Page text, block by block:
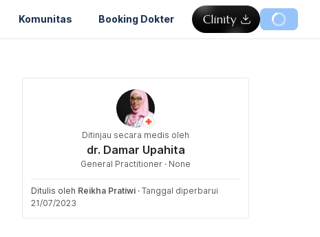
Komunitas Booking Dokter
Ditinjau secara medis oleh
dr. Damar Upahita
General Practitioner · None
Ditulis oleh Reikha Pratiwi · Tanggal diperbarui
21/07/2023